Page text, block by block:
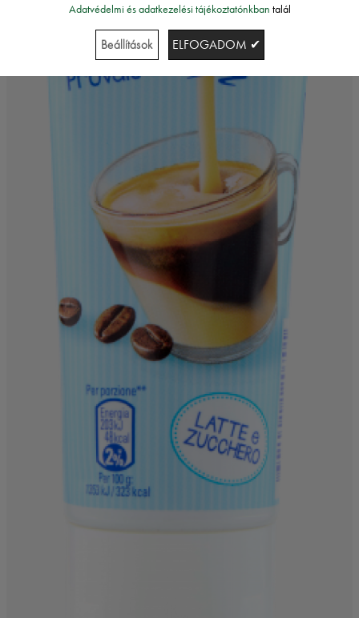
Adatvédelmi és adatkezelési tájékoztatónkban talál
Beállítások ELFOGADOM ✔